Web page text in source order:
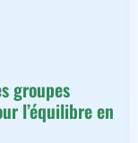
groupes
l’équilibre en